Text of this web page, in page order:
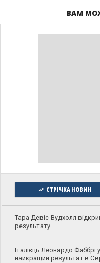
ВАМ
СТРІЧКА НОВИН
Тара Девіс-Вудхолл
результату
Італієць Леонардо Фаббрі
найкращий результат в